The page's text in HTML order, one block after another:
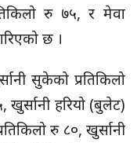
रु ७५, र मेवा
छ ।
सुकेको प्रतिकिलो
खुर्सानी हरियो (बुलेट)
रु ८०, खुर्सानी